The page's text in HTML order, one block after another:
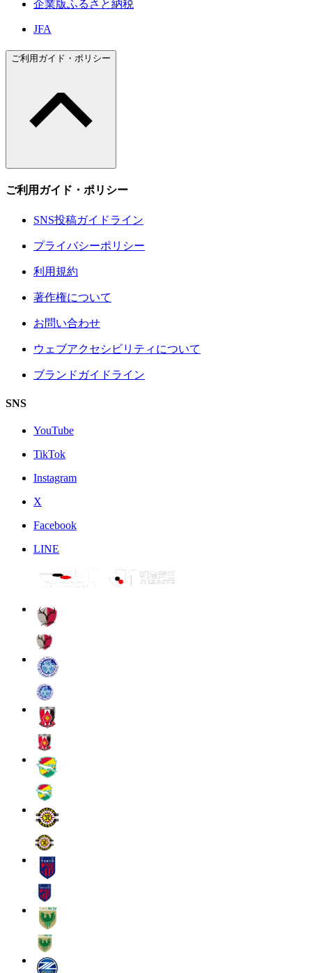
企業版ふるさと納税
JFA
ご利用ガイド・ポリシー
ご利用ガイド・ポリシー
SNS投稿ガイドライン
プライバシーポリシー
利用規約
著作権について
お問い合わせ
ウェブアクセシビリティについて
ブランドガイドライン
SNS
YouTube
TikTok
Instagram
X
Facebook
LINE